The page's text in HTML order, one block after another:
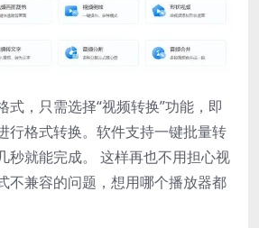
式，只需选择“视频转换”功能，即
行格式转换。软件支持一键批量转
秒就能完成。 这样再也不用担心视
不兼容的问题，想用哪个播放器都